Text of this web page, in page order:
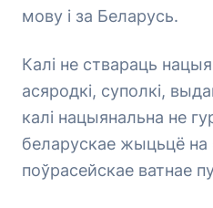
мову і за Беларусь.
Калі не ствараць
асяродкі, суполкі,
калі нацыянальна не
беларускае жыцьцё на
поўрасейскае ватнае